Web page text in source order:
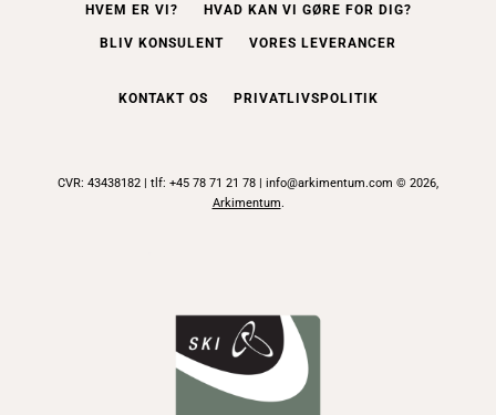
HVEM ER VI? HVAD KAN VI GØRE FOR DIG?
BLIV KONSULENT VORES LEVERANCER
KONTAKT OS PRIVATLIVSPOLITIK
CVR: 43438182 | tlf: +45 78 71 21 78 | info@arkimentum.com © 2026,
Arkimentum.